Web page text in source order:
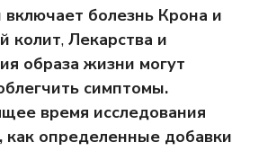
болезнь Крона и
колит, Лекарства и
образа жизни могут
симптомы.
время исследования
как определенные добавки